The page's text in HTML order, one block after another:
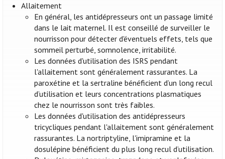
Allaitement
En général, les antidépresseurs ont un passage limité
dans le lait maternel. Il est conseillé de surveiller le
nourrisson pour détecter d'éventuels effets, tels que
sommeil perturbé, somnolence, irritabilité.
Les données d'utilisation des ISRS pendant
l'allaitement sont généralement rassurantes. La
paroxétine et la sertraline bénéficient d’un long recul
d’utilisation et leurs concentrations plasmatiques
chez le nourrisson sont très faibles.
Les données d'utilisation des antidépresseurs
tricycliques pendant l'allaitement sont généralement
rassurantes. La nortriptyline, l'imipramine et la
dosulépine bénéficient du plus long recul d’utilisation.